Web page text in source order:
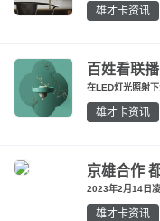
雄才卡资讯
百姓看联
在LED灯光照射
雄才卡资讯
京雄合作
2023年2月14日
雄才卡资讯